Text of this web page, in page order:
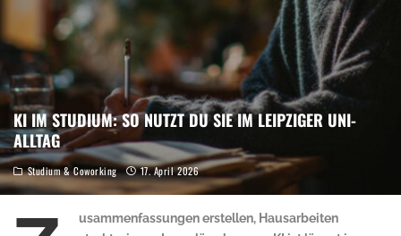
KI IM STUDIUM: SO NUTZT DU SIE IM LEIPZIGER UNI-
ALLTAG
Studium & Coworking 17. April 2026
usammenfassungen erstellen, Hausarbeiten